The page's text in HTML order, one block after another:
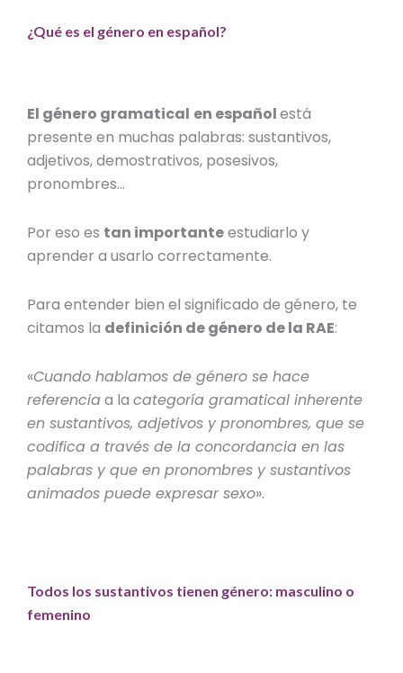
¿Qué es el género en español?
El género gramatical en españolestá
presente en muchas palabras: sustantivos,
adjetivos, demostrativos, posesivos,
pronombres…
Por eso es tan importanteestudiarlo y
aprender a usarlo correctamente.
Para entender bien el significado de género, te
citamos la definición de género de la RAE:
«Cuando hablamos de género se hace
referenciaa lacategoría gramatical inherente
en sustantivos, adjetivos y pronombres, que se
codifica a través de la concordancia en las
palabras y que en pronombres y sustantivos
animados puede expresar sexo».
Todos los sustantivos tienen género: masculino o
femenino